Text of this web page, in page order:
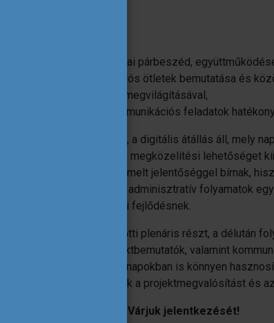
ösztönzése a szakmai párbeszéd,
és inspiráló kommunikációs ötletek bemutatása és
a szakpolitikai háttér megvilágításával,
segítség nyújtása a kommunikációs feladatok
fókuszában a digitalizáció, a digitális átállás áll, mely
sokszínű, innovatív megközelítési lehetőséget
érintett programokban kiemelt jelentőséggel bírnak,
kommunikáció és az adminisztratív folyamatok
a 21. századi társadalmi fejlődésnek.
érdekében a délelőtti plenáris részt, a délután
zajló, izgalmas projektbemutatók, valamint
érdekében, hogy a mindennapokban is könnyen
újult erőkkel folytathassák a projektmegvalósítást és
Várjuk jelentkezését!